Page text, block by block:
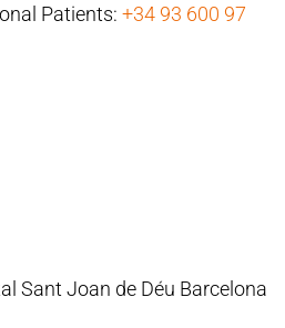
Patients: +34 93 600 97
Sant Joan de Déu Barcelona